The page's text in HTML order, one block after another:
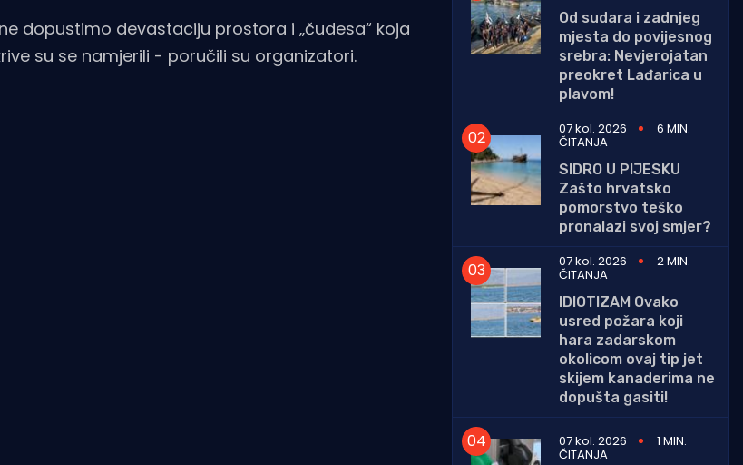
dopustimo devastaciju prostora i „čudesa“ koja
su se namjerili - poručili su organizatori.
Od sudara i zadnjeg
mjesta do povijesnog
srebra: Nevjerojatan
preokret Lađarica u
plavom!
07 kol. 2026
6 MIN.
ČITANJA
SIDRO U PIJESKU
Zašto hrvatsko
pomorstvo teško
pronalazi svoj smjer?
07 kol. 2026
2 MIN.
ČITANJA
IDIOTIZAM Ovako
usred požara koji
hara zadarskom
okolicom ovaj tip jet
skijem kanaderima ne
dopušta gasiti!
07 kol. 2026 1 MIN.
ČITANJA